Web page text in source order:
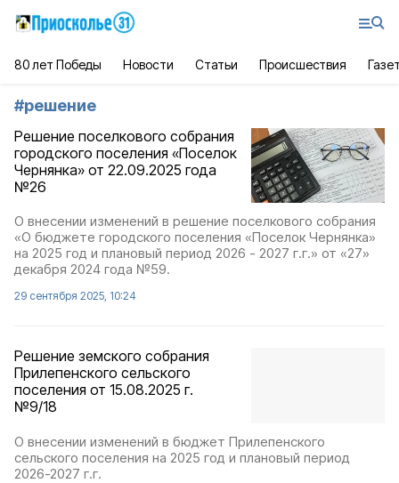
80 лет Победы Новости Статьи Происшествия
#решение
Решение поселкового собрания
городского поселения «Поселок
Чернянка» от 22.09.2025 года
№26
О внесении изменений в решение поселкового собрания
«О бюджете городского поселения «Поселок Чернянка»
на 2025 год и плановый период 2026 - 2027 г.г.» от «27»
декабря 2024 года №59.
29 сентября 2025, 10:24
Решение земского собрания
Прилепенского сельского
поселения от 15.08.2025 г.
№9/18
О внесении изменений в бюджет Прилепенского
сельского поселения на 2025 год и плановый период
2026-2027 г.г.